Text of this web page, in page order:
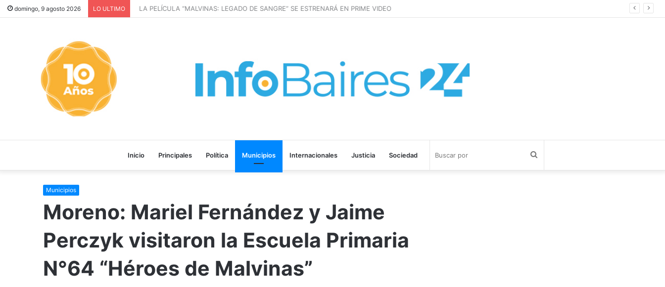
domingo, 9 agosto 2026 LO ULTIMO LA PELÍCULA “MALVINAS: LEGADO DE SANGRE” SE ESTRENARÁ EN PRIME VIDEO
Inicio Principales Política Municipios Internacionales Justicia Sociedad
Municipios
Moreno: Mariel Fernández y Jaime
Perczyk visitaron la Escuela Primaria
N°64 “Héroes de Malvinas”